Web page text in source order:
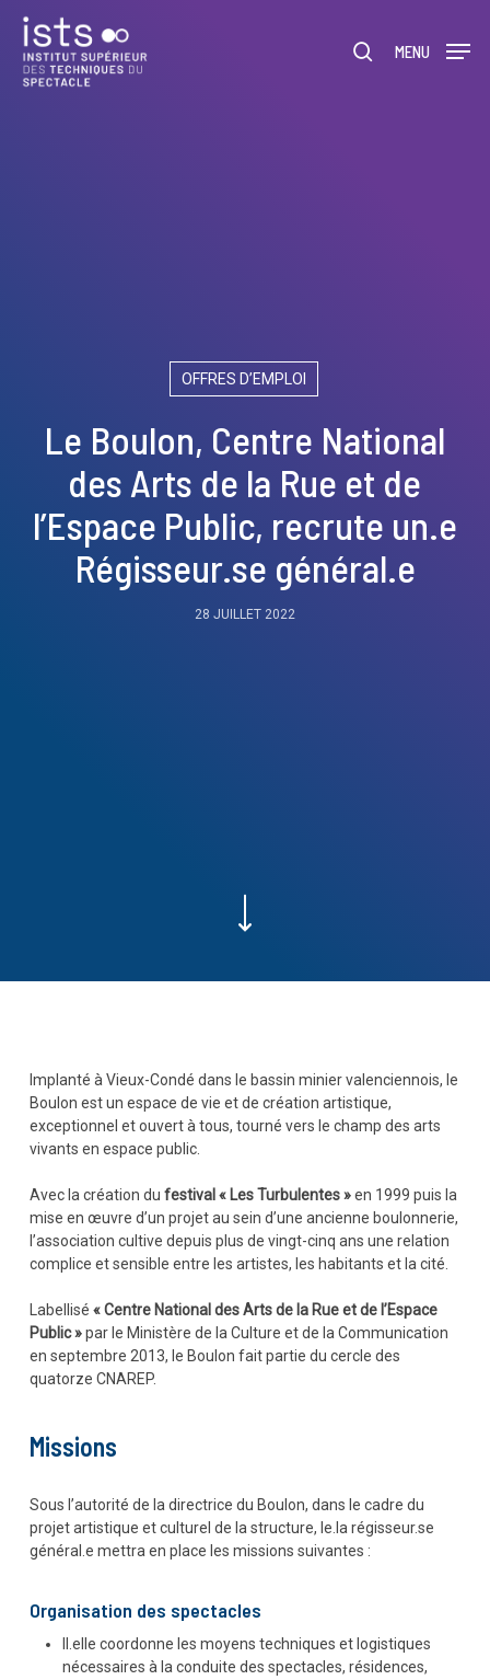
main
content
rechercher
MENU
OFFRES D’EMPLOI
Le Boulon, Centre National
des Arts de la Rue et de
l’Espace Public, recrute un.e
Régisseur.se général.e
28 JUILLET 2022
Implanté à Vieux-Condé dans le bassin minier valenciennois, le
Boulon est un espace de vie et de création artistique,
exceptionnel et ouvert à tous, tourné vers le champ des arts
vivants en espace public.
Avec la création du festival « Les Turbulentes »en 1999 puis la
mise en œuvre d’un projet au sein d’une ancienne boulonnerie,
l’association cultive depuis plus de vingt-cinq ans une relation
complice et sensible entre les artistes, les habitants et la cité.
Labellisé « Centre National des Arts de la Rue et de l’Espace
Public »par le Ministère de la Culture et de la Communication
en septembre 2013, le Boulon fait partie du cercle des
quatorze CNAREP.
Missions
Sous l’autorité de la directrice du Boulon, dans le cadre du
projet artistique et culturel de la structure, le.la régisseur.se
général.e mettra en place les missions suivantes :
Organisation des spectacles
Il.elle coordonne les moyens techniques et logistiques
nécessaires à la conduite des spectacles, résidences,